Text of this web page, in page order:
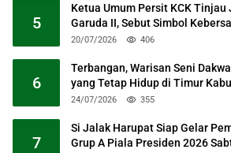
5
Ketua Umum Persit KCK
Garuda II, Sebut Simbol
20/07/2026 406
6
Terbangan, Warisan Seni
yang Tetap Hidup di Timur
24/07/2026 355
7
Si Jalak Harupat Siap Gelar
Grup A Piala Presiden 2026